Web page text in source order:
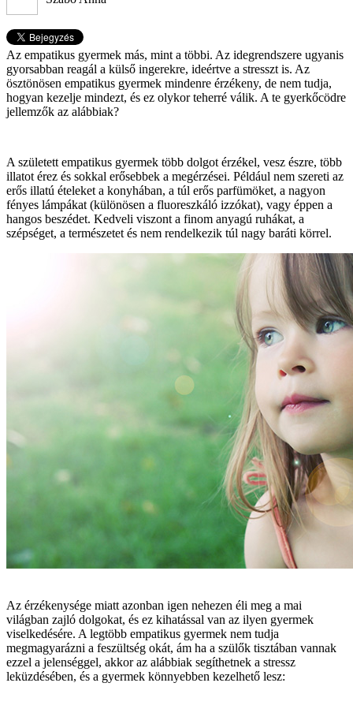
Az empatikus gyermek más, mint a többi. Az idegrendszere ugyanis
gyorsabban reagál a külső ingerekre, ideértve a stresszt is. Az
ösztönösen empatikus gyermek mindenre érzékeny, de nem tudja,
hogyan kezelje mindezt, és ez olykor teherré válik. A te gyerkőcödre
jellemzők az alábbiak?
A született empatikus gyermek több dolgot érzékel, vesz észre, több
illatot érez és sokkal erősebbek a megérzései. Például nem szereti az
erős illatú ételeket a konyhában, a túl erős parfümöket, a nagyon
fényes lámpákat (különösen a fluoreszkáló izzókat), vagy éppen a
hangos beszédet. Kedveli viszont a finom anyagú ruhákat, a
szépséget, a természetet és nem rendelkezik túl nagy baráti körrel.
Az érzékenysége miatt azonban igen nehezen éli meg a mai
világban zajló dolgokat, és ez kihatással van az ilyen gyermek
viselkedésére. A legtöbb empatikus gyermek nem tudja
megmagyarázni a feszültség okát, ám ha a szülők tisztában vannak
ezzel a jelenséggel, akkor az alábbiak segíthetnek a stressz
leküzdésében, és a gyermek könnyebben kezelhető lesz: